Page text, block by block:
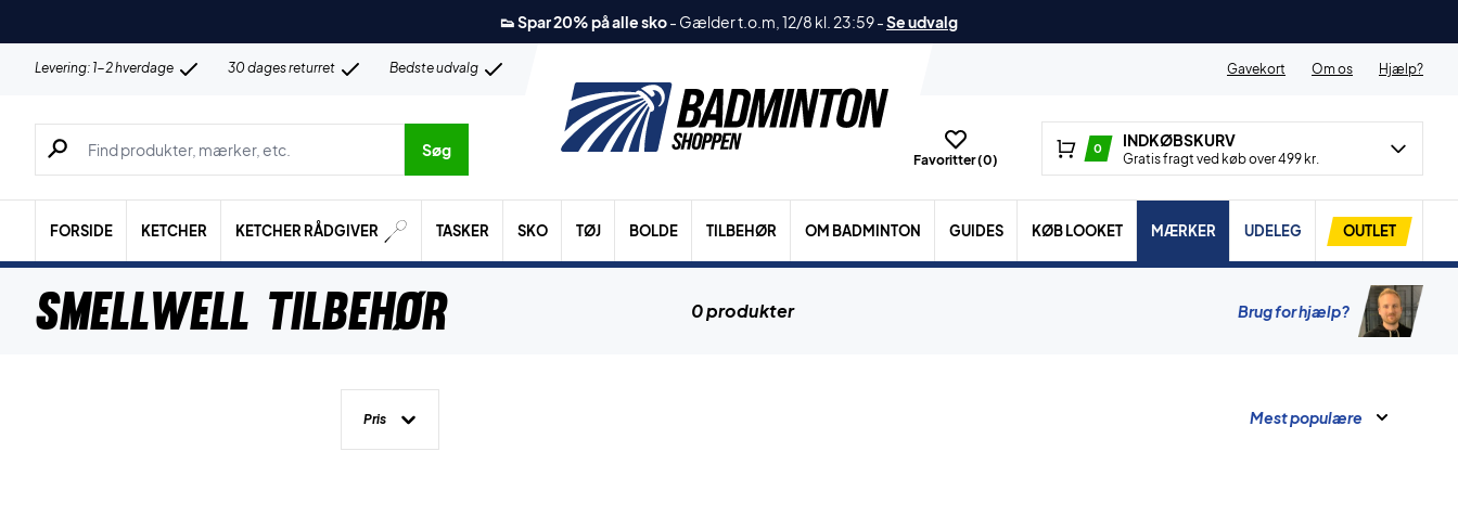
👟 Spar 20% på alle sko- Gælder t.o.m, 12/8 kl. 23:59-Se udvalg
Levering: 1-2 hverdage 30 dages returret Bedste udvalg Gavekort Om os Hjælp?
Søg efter produkter, mærker etc.
Søg
Favoritter (0)
0 INDKØBSKURV
Gratis fragt ved køb over 499 kr.
FORSIDE KETCHER KETCHER RÅDGIVER TASKER SKO TØJ BOLDE TILBEHØR OM BADMINTON GUIDES KØB LOOKET MÆRKER UDELEG OUTLET
SmellWell Tilbehør 0 produkter Brug for hjælp?
Pris Mest populære